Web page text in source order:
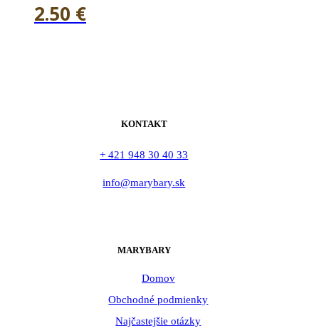
2.50 €
KONTAKT
+ 421 948 30 40 33
info@marybary.sk
MARYBARY
Domov
Obchodné podmienky
Najčastejšie otázky